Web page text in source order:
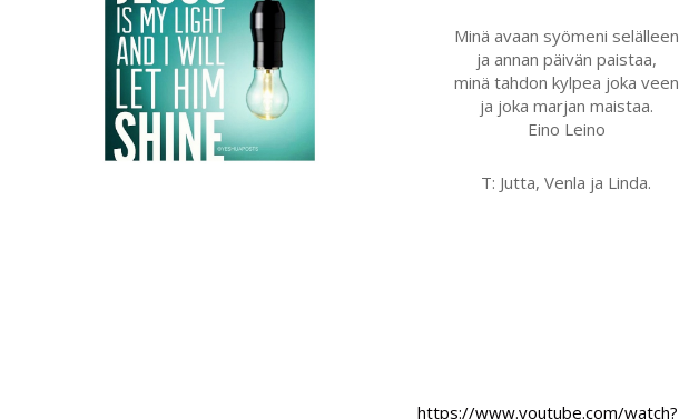
Minä avaan syömeni selälleen
ja annan päivän paistaa,
minä tahdon kylpea joka veen
ja joka marjan maistaa.
Eino Leino
T: Jutta, Venla ja Linda.
https://www.youtube.com/watch?